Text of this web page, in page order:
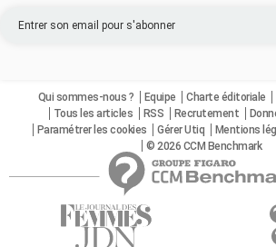
Qui sommes-nous ? Equipe Charte éditoriale
Tous les articles
RSS Recrutement
Paramétrer les cookies
Gérer Utiq Mentions
© 2026 CCM Benchmark